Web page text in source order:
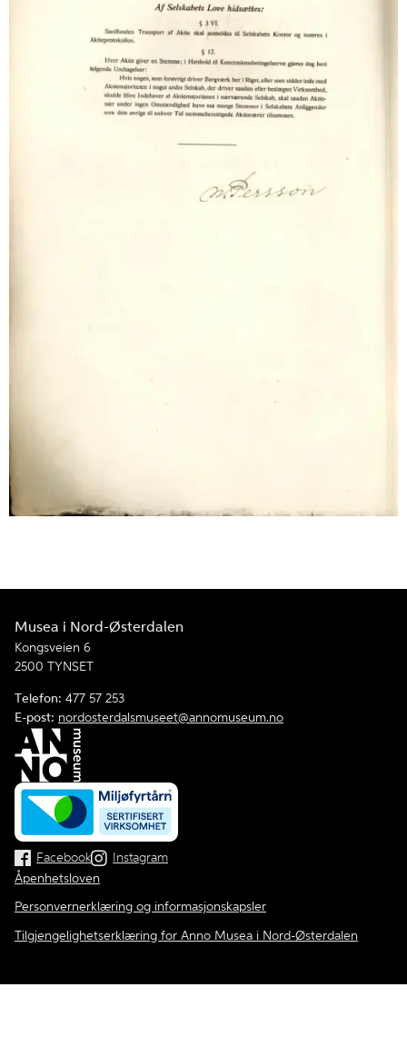
Musea i Nord-Østerdalen
Kongsveien 6
2500 TYNSET
Telefon: 477 57 253
E-post: nordosterdalsmuseet@annomuseum.no
Facebook
Instagram
Åpenhetsloven
Personvernerklæring og informasjonskapsler
Tilgjengelighetserklæring for Anno Musea i Nord-Østerdalen